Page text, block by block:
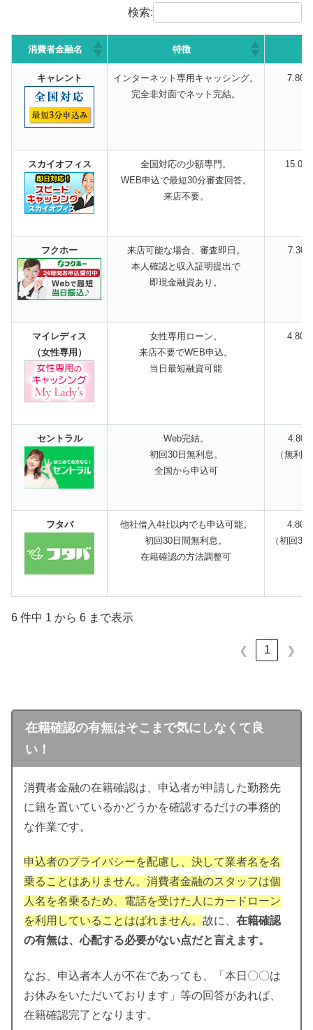
検索:
消費者金融名 特徴
消費者金融名 特徴
キャレント
インターネット専用キャッシング。
完全非対面でネット完結。
7.80
スカイオフィス
全国対応の少額専門。
WEB申込で最短30分審査回答。
来店不要。
15.00
フクホー
来店可能な場合、審査即日。
本人確認と収入証明提出で
即現金融資あり。
マイレディス
（女性専用）
女性専用ローン。
来店不要でWEB申込。
当日最短融資可能
4.80
セントラル
Web完結。
初回30日無利息。
全国から申込可
（無利
フタバ
他社借入4社以内でも申込可能。
初回30日間無利息。
在籍確認の方法調整可
4.80
（初回
6 件中 1 から 6 まで表示
❮ 1 ❯
在籍確認の有無はそこまで気にしなくて良
い！
消費者金融の在籍確認は、申込者が申請した勤務先
に籍を置いているかどうかを確認するだけの事務的
な作業です。
申込者のプライバシーを配慮し、決して業者名を名
乗ることはありません。消費者金融のスタッフは個
人名を名乗るため、電話を受けた人にカードローン
を利用していることはばれません。 故に、 在籍確認
の有無は、心配する必要がない点だと言えます。
なお、申込者本人が不在であっても、「本日〇〇は
お休みをいただいております」等の回答があれば、
在籍確認完了となります。